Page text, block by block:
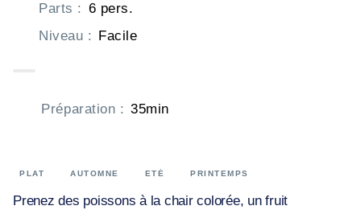
Parts : 6 pers.
Niveau : Facile
Préparation : 35min
PLAT AUTOMNE ETÉ PRINTEMPS
Prenez des poissons à la chair colorée, un fruit